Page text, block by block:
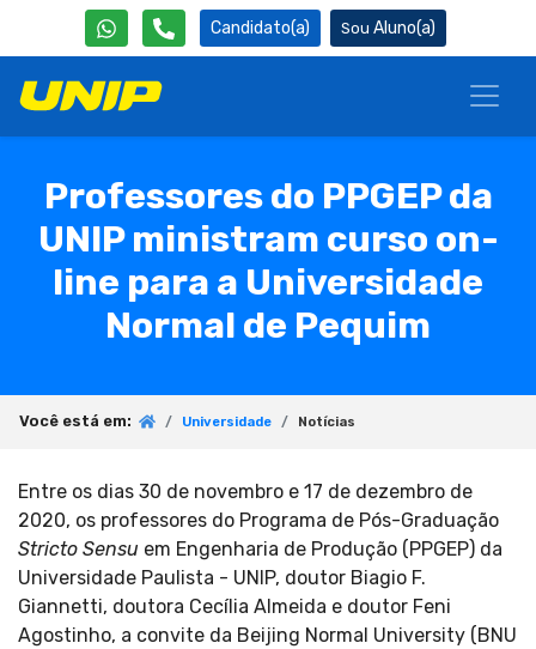
Candidato(a) Aluno(a)
Professores do PPGEP da
UNIP ministram curso on-
line para a Universidade
Normal de Pequim
Você está em: Universidade Notícias
Entre os dias 30 de novembro e 17 de dezembro de
2020, os professores do Programa de Pós-Graduação
Stricto Sensu em Engenharia de Produção (PPGEP) da
Universidade Paulista - UNIP, doutor Biagio F.
Giannetti, doutora Cecília Almeida e doutor Feni
Agostinho, a convite da Beijing Normal University (BNU